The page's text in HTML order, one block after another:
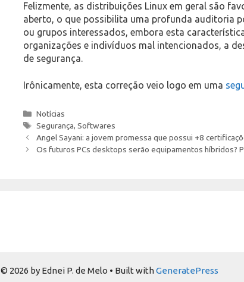
Felizmente, as distribuições Linux em geral são
aberto, o que possibilita uma profunda auditoria
ou grupos interessados, embora esta
organizações e indivíduos mal intencionados, a
de segurança.
Irônicamente, esta correção veio logo em uma
Categories
Notícias
Tags
Segurança, Softwares
Angel Sayani: a jovem promessa que possui +8
Os futuros PCs desktops serão equipamentos híbridos?
© 2026 by Ednei P. de Melo • Built withGeneratePress